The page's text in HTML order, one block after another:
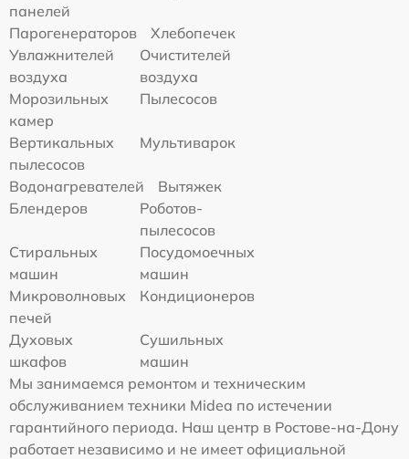
панелей
Парогенераторов
Хлебопечек
Увлажнителей
воздуха
Очистителей
воздуха
Морозильных
камер
Пылесосов
Вертикальных
пылесосов
Мультиварок
Водонагревателей
Вытяжек
Блендеров
Роботов-
пылесосов
Стиральных
машин
Посудомоечных
машин
Микроволновых
печей
Кондиционеров
Духовых
шкафов
Сушильных
машин
Мы занимаемся ремонтом и техническим
обслуживанием техники Midea по истечении
гарантийного периода. Наш центр в Ростове-на-Дону
работает независимо и не имеет официальной